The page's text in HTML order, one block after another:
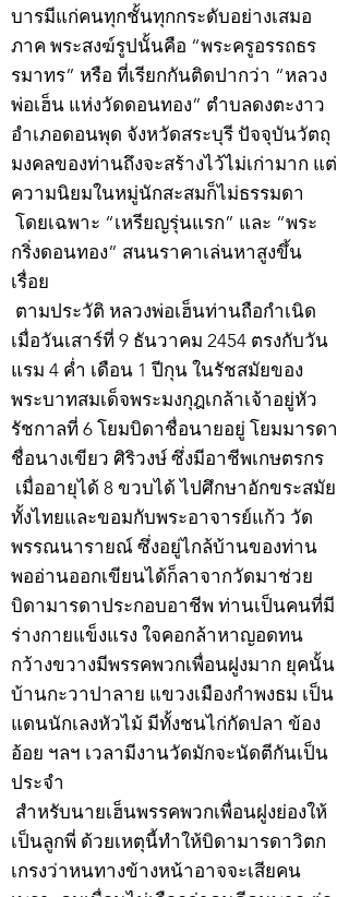
บารมีแก่คนทุกชั้นทุกกระดับอย่างเสมอ
ภาค พระสงฆ์รูปนั้นคือ “พระครูอรรถธร
รมาทร” หรือ ที่เรียกกันติดปากว่า “หลวง
พ่อเฮ็น แห่งวัดดอนทอง” ตำบลดงตะงาว
อำเภอดอนพุด จังหวัดสระบุรี ปัจจุบันวัตถุ
มงคลของท่านถึงจะสร้างไว้ไม่เก่ามาก แต่
ความนิยมในหมู่นักสะสมก็ไม่ธรรมดา
โดยเฉพาะ “เหรียญรุ่นแรก” และ “พระ
กริ่งดอนทอง” สนนราคาเล่นหาสูงขึ้น
เรื่อย
ตามประวัติ หลวงพ่อเฮ็นท่านถือกำเนิด
เมื่อวันเสาร์ที่ 9 ธันวาคม 2454 ตรงกับวัน
แรม 4 ค่ำ เดือน 1 ปีกุน ในรัชสมัยของ
พระบาทสมเด็จพระมงกุฎเกล้าเจ้าอยู่หัว
รัชกาลที่ 6 โยมบิดาชื่อนายอยู่ โยมมารดา
ชื่อนางเขียว ศิริวงษ์ ซึ่งมีอาชีพเกษตรกร
เมื่ออายุได้ 8 ขวบได้ ไปศึกษาอักขระสมัย
ทั้งไทยและขอมกับพระอาจารย์แก้ว วัด
พรรณนารายณ์ ซึ่งอยู่ไกล้บ้านของท่าน
พออ่านออกเขียนได้ก็ลาจากวัดมาช่วย
บิดามารดาประกอบอาชีพ ท่านเป็นคนที่มี
ร่างกายแข็งแรง ใจคอกล้าหาญอดทน
กว้างขวางมีพรรคพวกเพื่อนฝูงมาก ยุคนั้น
บ้านกะวาปาลาย แขวงเมืองกำพงธม เป็น
แดนนักเลงหัวไม้ มีทั้งชนไก่กัดปลา ข้อง
อ้อย ฯลฯ เวลามีงานวัดมักจะนัดตีกันเป็น
ประจำ
สำหรับนายเฮ็นพรรคพวกเพื่อนฝูงย่องให้
เป็นลูกพี่ ด้วยเหตุนี้ทำให้บิดามารดาวิตก
เกรงว่าหนทางข้างหน้าอาจจะเสียคน